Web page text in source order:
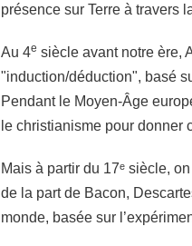
présence sur Terre à travers
Au 4e siècle avant notre ère,
"induction/déduction", basé
Pendant le Moyen-Âge
le christianisme pour donner
Mais à partir du 17ᵉ siècle,
de la part de Bacon,
monde, basée sur